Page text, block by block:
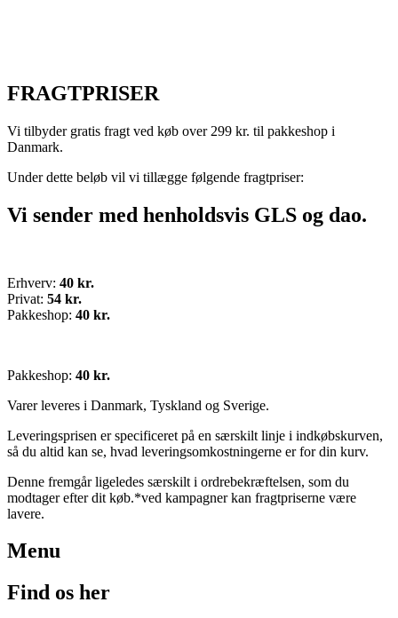
FRAGTPRISER
Vi tilbyder gratis fragt ved køb over 299 kr. til pakkeshop i
Danmark.
Under dette beløb vil vi tillægge følgende fragtpriser:
Vi sender med henholdsvis GLS og dao.
Erhverv: 40 kr.
Privat: 54 kr.
Pakkeshop: 40 kr.
Pakkeshop: 40 kr.
Varer leveres i Danmark, Tyskland og Sverige.
Leveringsprisen er specificeret på en særskilt linje i indkøbskurven,
så du altid kan se, hvad leveringsomkostningerne er for din kurv.
Denne fremgår ligeledes særskilt i ordrebekræftelsen, som du
modtager efter dit køb.*ved kampagner kan fragtpriserne være
lavere.
Menu
Find os her